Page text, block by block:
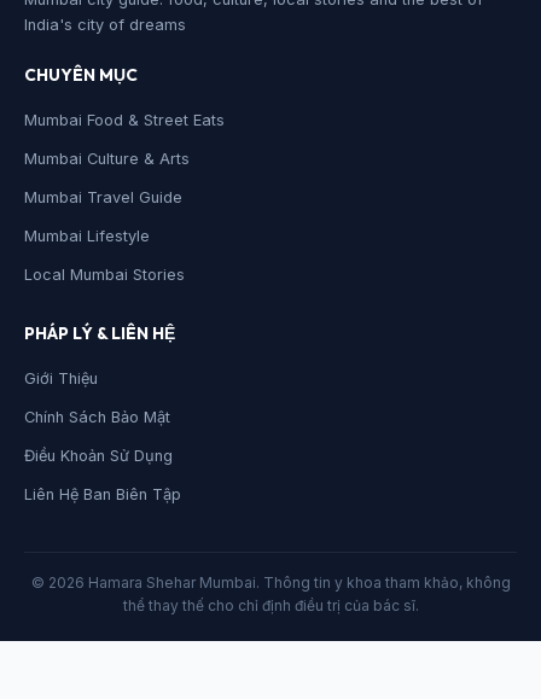
India's city of dreams
CHUYÊN MỤC
Mumbai Food & Street Eats
Mumbai Culture & Arts
Mumbai Travel Guide
Mumbai Lifestyle
Local Mumbai Stories
PHÁP LÝ & LIÊN HỆ
Giới Thiệu
Chính Sách Bảo Mật
Điều Khoản Sử Dụng
Liên Hệ Ban Biên Tập
© 2026 Hamara Shehar Mumbai. Thông tin y khoa tham khảo, không
thể thay thế cho chỉ định điều trị của bác sĩ.